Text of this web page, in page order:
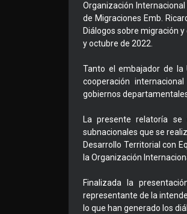
Organización
de Migraciones Emb.
Diálogos sobre migración
y octubre de 2022.
Tanto el embajador de la
cooperación
gobiernos
La presente relatoría
subnacionales que se
Desarrollo Territorial con
la Organización
Finalizada la
representante de la
lo que han generado los